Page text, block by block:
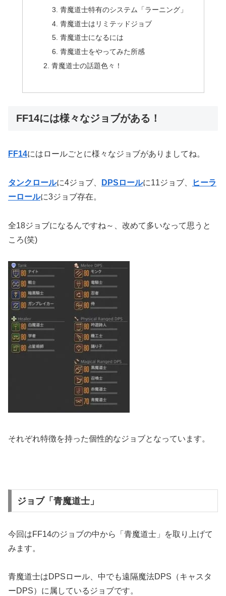
青魔道士特有のシステム「ラーニング」
青魔道士はリミテッドジョブ
青魔道士になるには
青魔道士をやってみた所感
青魔道士の話題色々！
FF14には様々なジョブがある！
FF14にはロールごとに様々なジョブがありましてね。
タンクロールに4ジョブ、 DPSロールに11ジョブ、
ヒーラ
ーロールに3ジョブ存在。
全18ジョブになるんですね～、改めて多いなって思うと
ころ(笑)
それぞれ特徴を持った個性的なジョブとなっています。
ジョブ「青魔道士」
今回はFF14のジョブの中から「青魔道士」を取り上げて
みます。
青魔道士はDPSロール、中でも遠隔魔法DPS（キャスタ
ーDPS）に属しているジョブです。